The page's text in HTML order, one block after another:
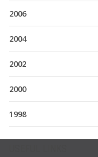
2006
2004
2002
2000
1998